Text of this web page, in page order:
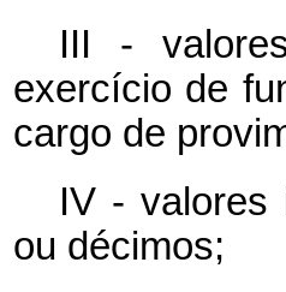
III -
exercício de
cargo de
IV - valores
ou décimos;